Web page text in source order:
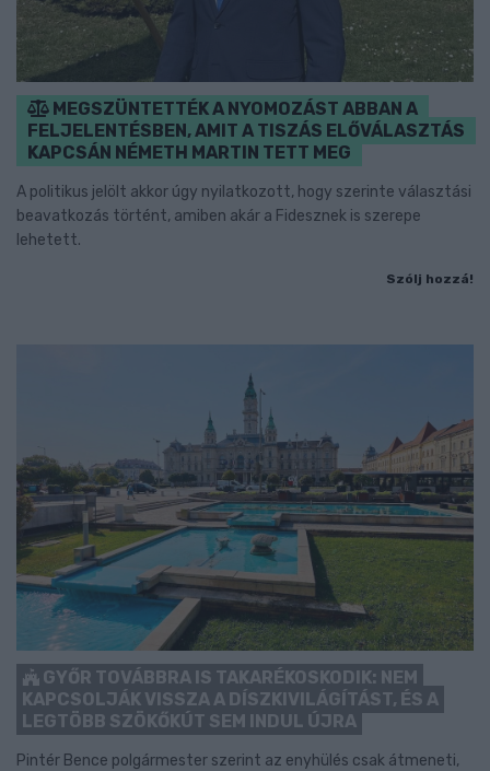
MEGSZÜNTETTÉK A NYOMOZÁST ABBAN A
FELJELENTÉSBEN, AMIT A TISZÁS ELŐVÁLASZTÁS
KAPCSÁN NÉMETH MARTIN TETT MEG
A politikus jelölt akkor úgy nyilatkozott, hogy szerinte választási
beavatkozás történt, amiben akár a Fidesznek is szerepe
lehetett.
Szólj hozzá!
GYŐR TOVÁBBRA IS TAKARÉKOSKODIK: NEM
KAPCSOLJÁK VISSZA A DÍSZKIVILÁGÍTÁST, ÉS A
LEGTÖBB SZÖKŐKÚT SEM INDUL ÚJRA
Pintér Bence polgármester szerint az enyhülés csak átmeneti,